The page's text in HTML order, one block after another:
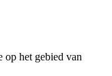
het gebied van